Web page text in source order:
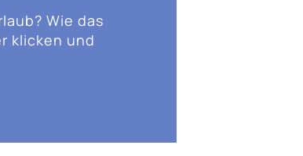
Wie das
klicken und